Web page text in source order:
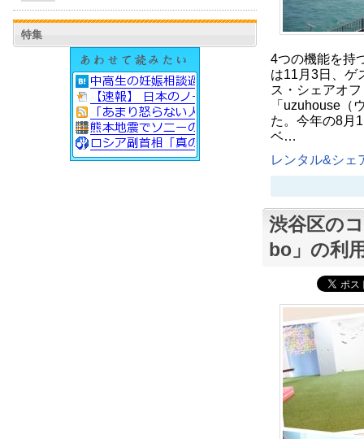
特集
4つの機能を持
は11月3日、ゲ
ス・シェアオ
「uzuhouse（
た。今年の8月
ベ…
レンタル&シェ
渋谷区の
bo」の利